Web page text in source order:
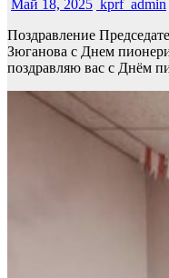
Май 18, 2025 kprf_admin
Поздравление
Зюганова с Днем
поздравляю вас с Днём